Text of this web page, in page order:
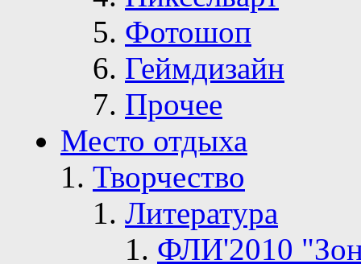
Фотошоп
Геймдизайн
Прочее
Место отдыха
Творчество
Литература
ФЛИ'2010